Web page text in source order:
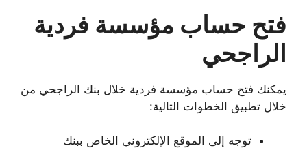
فتح حساب مؤسسة فردية
الراجحي
يمكنك فتح حساب مؤسسة فردية خلال بنك الراجحي من
خلال تطبيق الخطوات التالية:
توجه إلى الموقع الإلكتروني الخاص ببنك